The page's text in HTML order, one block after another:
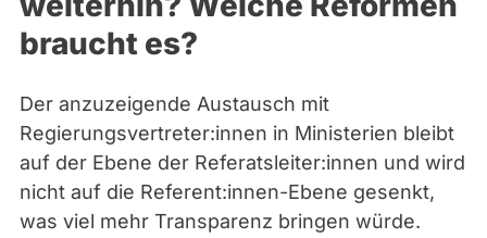
braucht es?
Der anzuzeigende Austausch mit
Regierungsvertreter:innen in Ministerien bleibt
auf der Ebene der Referatsleiter:innen und wird
nicht auf die Referent:innen-Ebene gesenkt,
was viel mehr Transparenz bringen würde.